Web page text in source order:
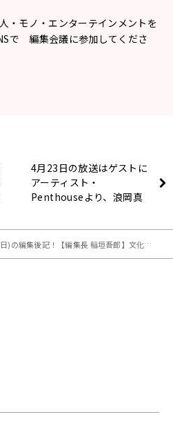
・モノ・エンターテインメントを
で 編集会議に参加してくださ
4月23日の放送はゲストに
アーティスト・
Penthouseより、浪岡真
登場！会社員と音楽両立の
秘訣は！？『アインシュタ
イン・山崎紘菜
)の編集後記！【編集長 稲垣吾郎】文化放送